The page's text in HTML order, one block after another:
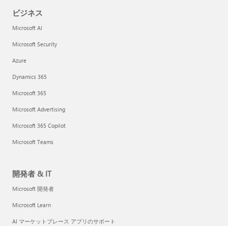
ビジネス
Microsoft AI
Microsoft Security
Azure
Dynamics 365
Microsoft 365
Microsoft Advertising
Microsoft 365 Copilot
Microsoft Teams
開発者 & IT
Microsoft 開発者
Microsoft Learn
AI マーケットプレース アプリのサポート